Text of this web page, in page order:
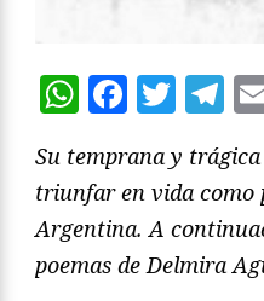
Su temprana y
triunfar en vida como
Argentina. A
poemas de Delmira